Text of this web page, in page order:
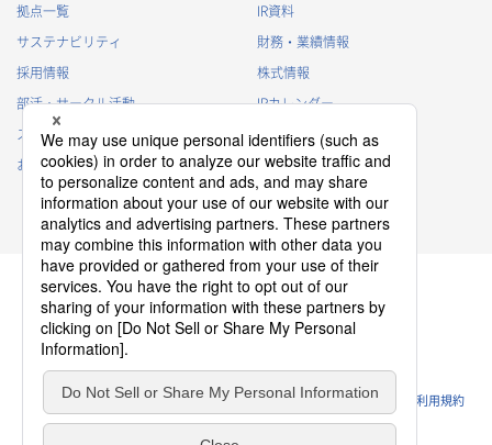
拠点一覧
サステナビリティ
採用情報
部活・サークル活動
スポンサー活動
お問い合わせ
IR資料
財務・業績情報
株式情報
IRカレンダー
IRに関するよくあるご質問
IRポリシー
免責事項
プライバシーポリシー
クッキーポリシー
ソーシャルメディアポリシー
ウェブサイトのご利用条件 利用規約